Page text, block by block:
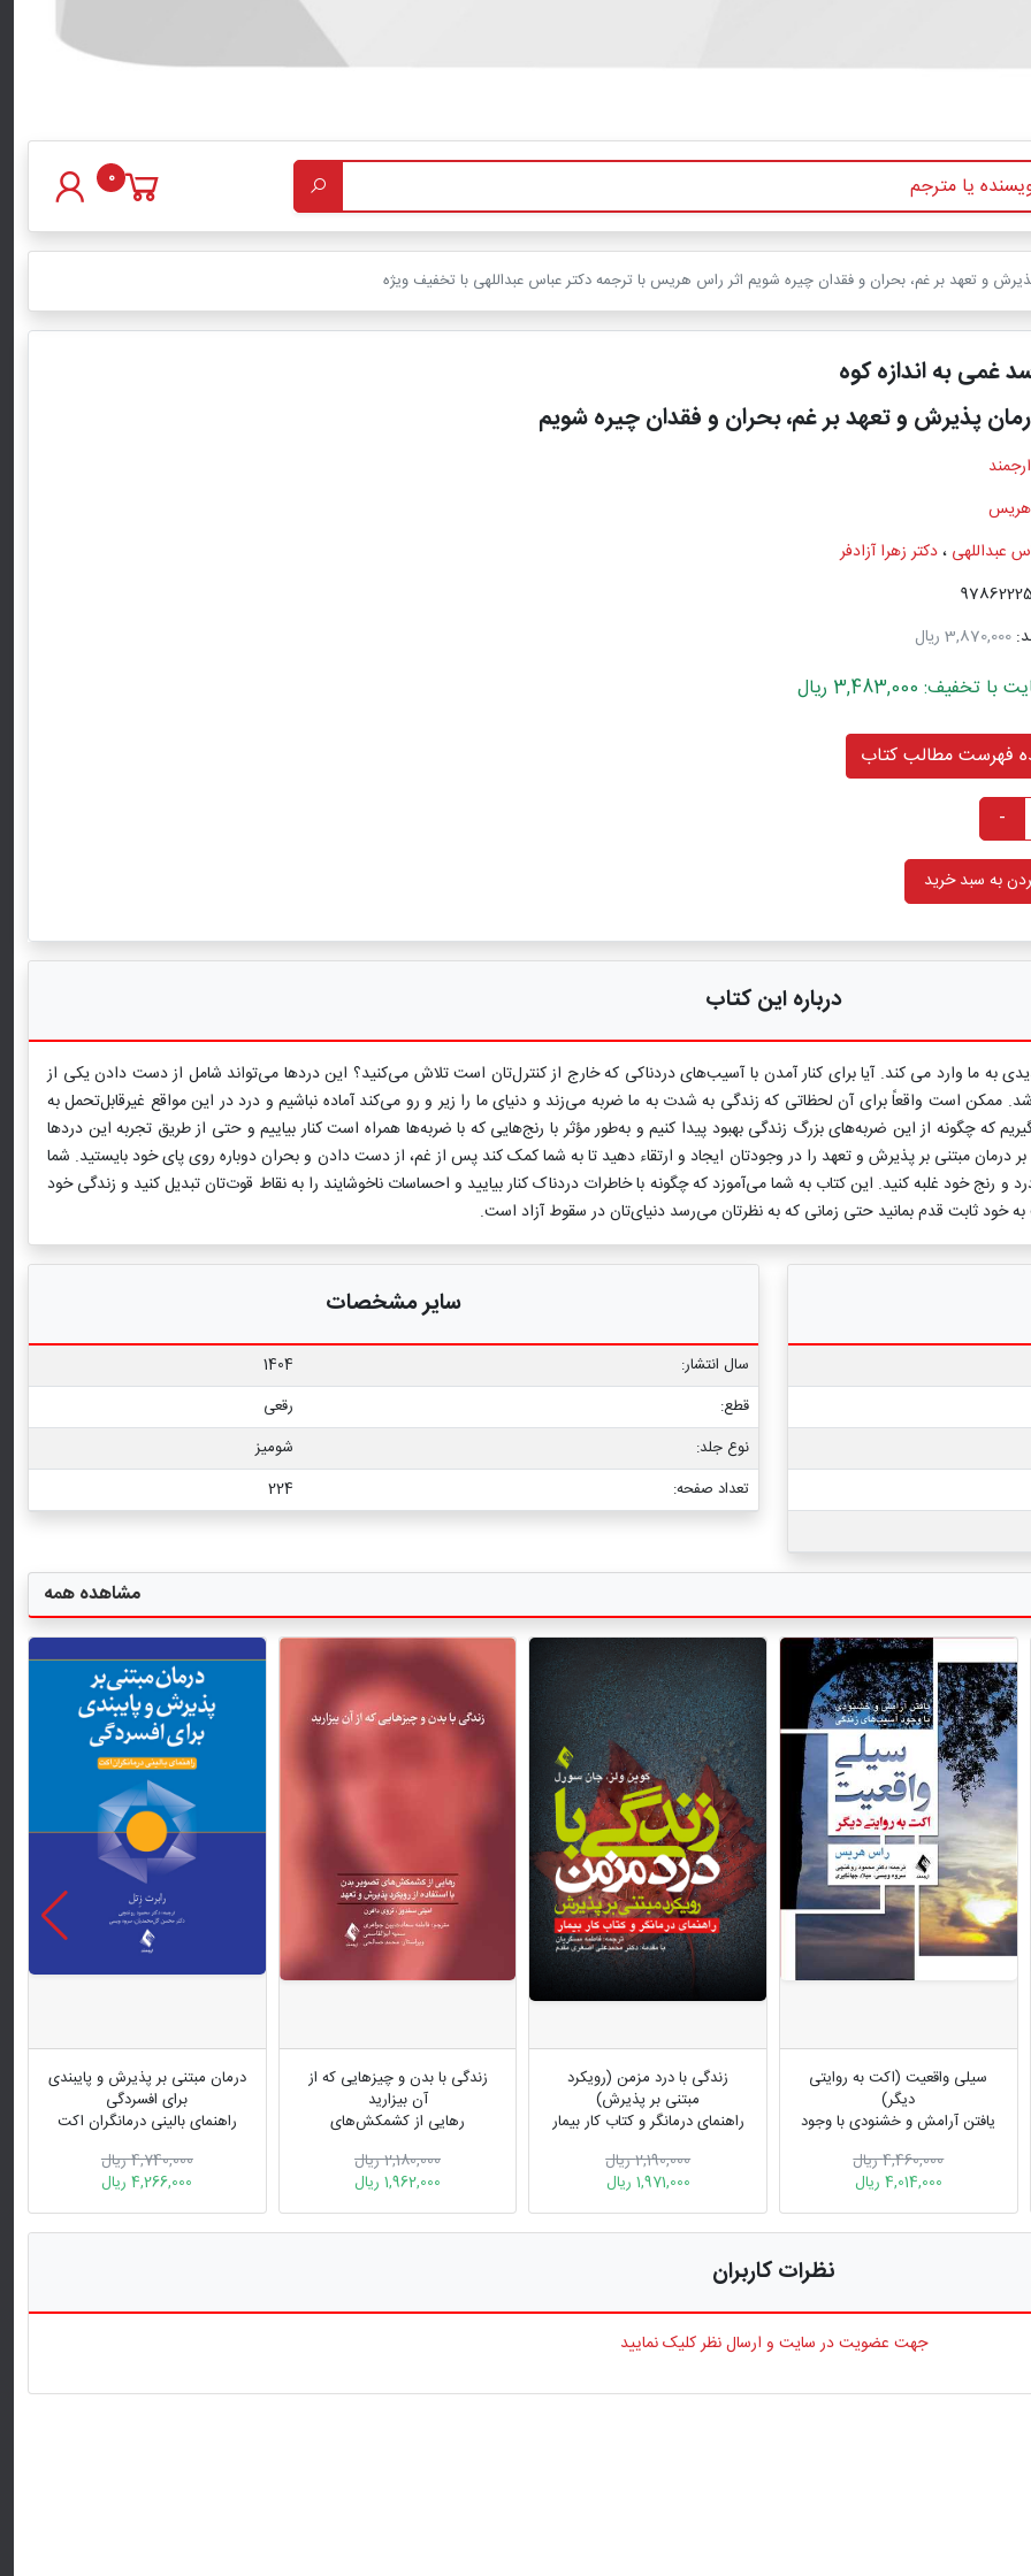
0
و تعهد بر غم، بحران و فقدان چیره شویم اثر راس هریس با ترجمه دکتر عباس عبداللهی با تخفیف ویژه
غمی به اندازه کوه
پذیرش و تعهد بر غم، بحران و فقدان چیره شویم
عبداللهی ،دکتر زهرا آزادفر
3,870,000 ریال
3,483,000 ریال
فهرست مطالب کتاب
-
به سبد خرید
درباره این کتاب
به ما وارد می کند. آیا برای کنار آمدن با آسیب‌های دردناکی که خارج از کنترل‌تان است تلاش می‌کنید؟ این دردها می‌تواند شامل از دست دادن یکی از
ممکن است واقعاً برای آن لحظاتی که زندگی به شدت به ما ضربه می‌زند و دنیای ما را زیر و رو می‌کند آماده نباشیم و درد در این مواقع غیرقابل‌تحمل به
که چگونه از این ضربه‌های بزرگ زندگی بهبود پیدا کنیم و به‌طور مؤثر با رنج‌هایی که با ضربه‌ها همراه است کنار بیاییم و حتی از طریق تجربه این دردها
درمان مبتنی بر پذیرش و تعهد را در وجودتان ایجاد و ارتقاء دهید تا به شما کمک کند پس از غم، از دست دادن و بحران دوباره روی پای خود بایستید. شما
رنج خود غلبه کنید. این کتاب به شما می‌آموزد که چگونه با خاطرات دردناک کنار بیایید و احساسات ناخوشایند را به نقاط قوت‌تان تبدیل کنید و زندگی خود
خود ثابت قدم بمانید حتی زمانی که به نظرتان می‌رسد دنیای‌تان در سقوط آزاد است.
سایر مشخصات
سال انتشار:
1404
قطع:
رقعی
نوع جلد:
شومیز
تعداد صفحه:
224
مشاهده همه
سیلی واقعیت (اکت به روایتی
دیگر)
یافتن آرامش و خشنودی با وجود
4,460,000 ریال
4,014,000 ریال
زندگی با درد مزمن (رویکرد
مبتنی بر پذیرش)
راهنمای درمانگر و کتاب کار بیمار
2,190,000 ریال
1,971,000 ریال
زندگی با بدن و چیزهایی که از
آن بیزارید
رهایی از کشمکش‌های
پذیرش و تعهد
2,180,000 ریال
1,962,000 ریال
درمان مبتنی بر پذیرش و پایبندی
برای افسردگی
راهنمای بالینی درمانگران اکت
4,740,000 ریال
4,266,000 ریال
نظرات کاربران
جهت عضویت در سایت و ارسال نظر کلیک نمایید